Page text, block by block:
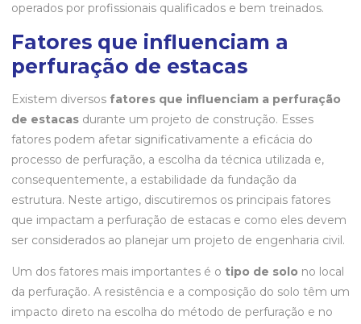
operados por profissionais qualificados e bem treinados.
Fatores que influenciam a
perfuração de estacas
Existem diversos fatores que influenciam a perfuração
de estacas durante um projeto de construção. Esses
fatores podem afetar significativamente a eficácia do
processo de perfuração, a escolha da técnica utilizada e,
consequentemente, a estabilidade da fundação da
estrutura. Neste artigo, discutiremos os principais fatores
que impactam a perfuração de estacas e como eles devem
ser considerados ao planejar um projeto de engenharia civil.
Um dos fatores mais importantes é o tipo de solo no local
da perfuração. A resistência e a composição do solo têm um
impacto direto na escolha do método de perfuração e no